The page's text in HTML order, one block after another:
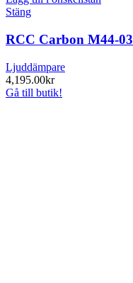
Stäng
RCC Carbon M44-03
Ljuddämpare
4,195.00kr
Gå till butik!